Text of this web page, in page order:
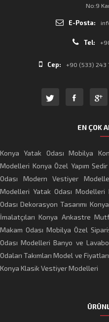
No:9
E-Posta:
Tel:
Cep: +90 (533) 243
EN ÇOK
Konya Yatak Odası Mobilya
Modelleri Konya Özel Yapım Sedir
Odası
Modern Vestiyer
Modelleri Yatak Odası Modelleri
Odası Dekorasyon Tasarımı
İmalatçıları Konya Ankastre
Makam Odası Mobilya Özel
Odası Modelleri Banyo ve
Odaları Takımları Model ve Fiyatları
Konya Klasik Vestiyer Modelleri